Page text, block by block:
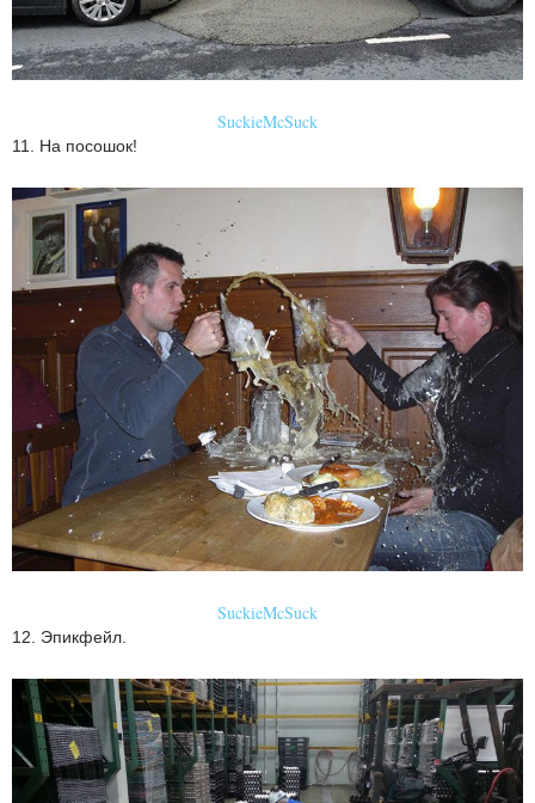
SuckieMcSuck
11. На посошок!
SuckieMcSuck
12. Эпикфейл.